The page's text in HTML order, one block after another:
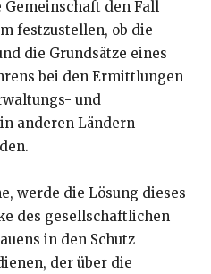
den Fall
festzustellen, ob die
die Grundsätze eines
bei den Ermittlungen
und
anderen Ländern
werde die Lösung dieses
des gesellschaftlichen
in den Schutz
der über die